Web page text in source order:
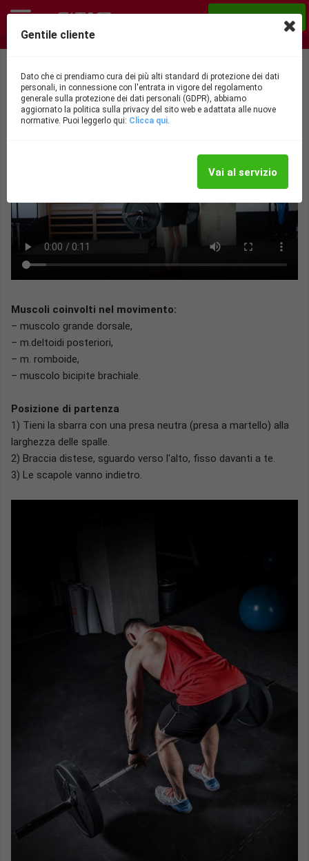
Nutrizionista e personal trainer ONLINE!
Rematore con presa prona
Muscoli coinvolti nel movimento:
– muscolo grande dorsale,
– m.deltoidi posteriori,
– m. romboide,
– muscolo bicipite brachiale.
Posizione di partenza
1) Tieni la sbarra con una presa neutra (presa a martello) alla
larghezza delle spalle.
2) Braccia distese, sguardo verso l'alto, fisso davanti a te.
3) Le scapole vanno indietro.
Gentile cliente
Dato che ci prendiamo cura dei più alti standard di protezione dei dati
personali, in connessione con l'entrata in vigore del regolamento
generale sulla protezione dei dati personali (GDPR), abbiamo
aggiornato la politica sulla privacy del sito web e adattata alle nuove
normative. Puoi leggerlo qui: Clicca qui.
Vai al servizio